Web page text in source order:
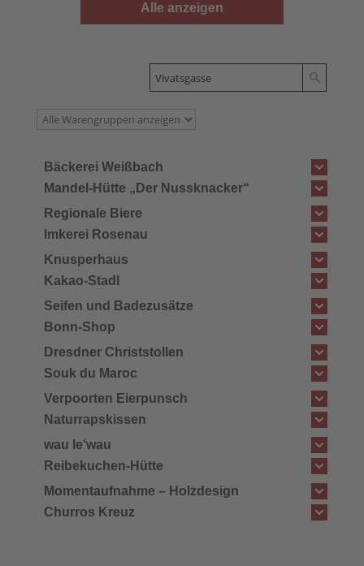
Alle anzeigen
Bäckerei Weißbach
Mandel-Hütte „Der Nussknacker“
Regionale Biere
Imkerei Rosenau
Knusperhaus
Kakao-Stadl
Seifen und Badezusätze
Bonn-Shop
Dresdner Christstollen
Souk du Maroc
Verpoorten Eierpunsch
Naturrapskissen
wau le‘wau
Reibekuchen-Hütte
Momentaufnahme – Holzdesign
Churros Kreuz